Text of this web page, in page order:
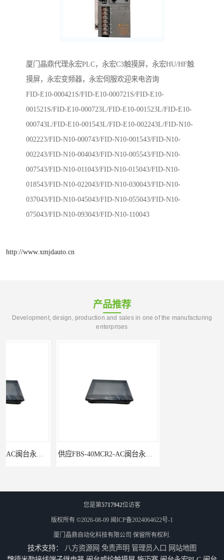
厦门晶鼎代理永宏PLC，永宏C3触摸屏，永宏HU/HF触
摸屏，永宏变频器，永宏伺服欢迎来电咨询
FID-E10-000421S/FID-E10-000721S/FID-E10-
001521S/FID-E10-000723L/FID-E10-001523L/FID-E10-
000743L/FID-E10-001543L/FID-E10-002243L/FID-N10-
002223/FID-N10-000743/FID-N10-001543/FID-N10-
002243/FID-N10-004043/FID-N10-005543/FID-N10-
007543/FID-N10-011043/FID-N10-015043/FID-N10-
018543/FID-N10-022043/FID-N10-030043/FID-N10-
037043/FID-N10-045043/FID-N10-055043/FID-N10-
075043/FID-N10-093043/FID-N10-110043
http://www.xmjdauto.cn
产品推荐
Development, design, production and sales in one of the manufacturing
enterprises
供应FBS-40MCR2-AC闽台永宏FATEKPLC
您是第5717942位访客
版权所有 ©2026-08-09 闽ICP备2024064622号-1
厦门晶鼎自动化科技有限公司 保留所有权利.
技术支持： 八方资源网 免责声明 管理员入口 网站地图